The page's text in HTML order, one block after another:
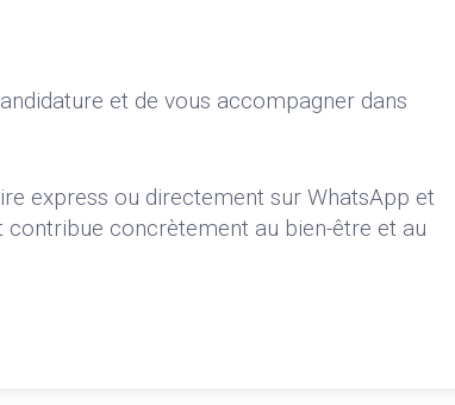
et de vous accompagner dans
express ou directement sur WhatsApp et
concrètement au bien-être et au